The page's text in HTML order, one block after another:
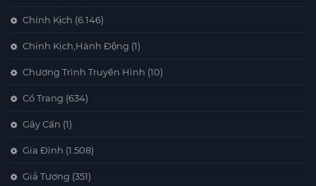
Chính Kịch (6.146)
Chính Kịch,Hành Động (1)
Chương Trình Truyền Hình (10)
Cổ Trang (634)
Gây Cấn (1)
Gia Đình (1.508)
Giả Tượng (351)